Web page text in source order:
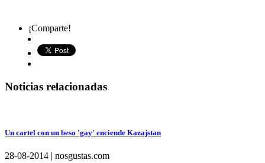
¡Comparte!
Noticias relacionadas
Un cartel con un beso 'gay' enciende Kazajstan
28-08-2014 | nosgustas.com